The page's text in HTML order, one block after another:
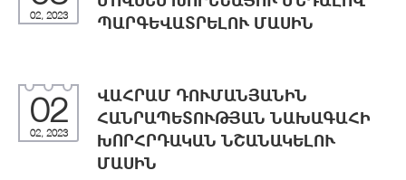
02, 2023
ՊԱՐԳԵՎԱՏՐԵԼՈՒ ՄԱՍԻՆ
02
02, 2023
ՎԱՀՐԱՄ ԴՈՒՄԱՆՅԱՆԻՆ
ՀԱՆՐԱՊԵՏՈՒԹՅԱՆ ՆԱԽԱԳԱՀԻ
ԽՈՐՀՐԴԱԿԱՆ ՆՇԱՆԱԿԵԼՈՒ
ՄԱՍԻՆ